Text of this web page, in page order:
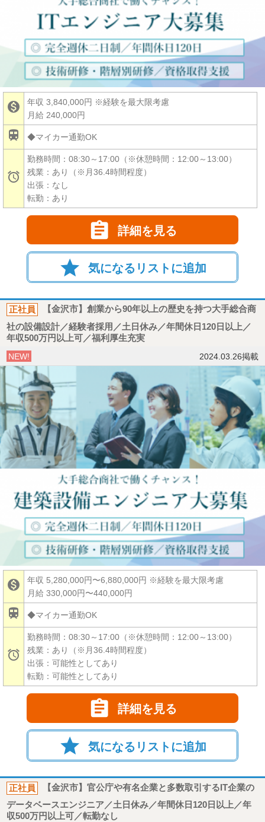
 年収 3,840,000円 ※経験を最大限考慮
月給 240,000円
 ◆マイカー通勤OK

勤務時間：08:30～17:00（※休憩時間：12:00～13:00）
残業：あり（※月36.4時間程度）
出張：なし
転勤：あり
 詳細を見る
star 気になるリストに追加
正社員
【金沢市】創業から90年以上の歴史を持つ大手総合商
社の設備設計／経験者採用／土日休み／年間休日120日以上／
年収500万円以上可／福利厚生充実
NEW!
2024.03.26掲載
 年収 5,280,000円〜6,880,000円 ※経験を最大限考慮
月給 330,000円〜440,000円
 ◆マイカー通勤OK

勤務時間：08:30～17:00（※休憩時間：12:00～13:00）
残業：あり（※月36.4時間程度）
出張：可能性としてあり
転勤：可能性としてあり
 詳細を見る
star 気になるリストに追加
正社員
【金沢市】官公庁や有名企業と多数取引するIT企業の
データベースエンジニア／土日休み／年間休日120日以上／年
収500万円以上可／転勤なし